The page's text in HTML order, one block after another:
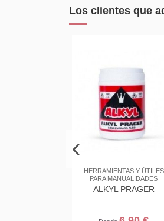
Los clientes que
Blocs y cuadernos
CUADERNOS CAMPUS,
A4, 80H ESPIRAL, TAPA